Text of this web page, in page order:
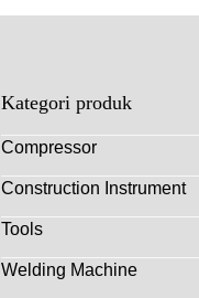
Kategori produk
Compressor
Construction Instrument
Tools
Welding Machine